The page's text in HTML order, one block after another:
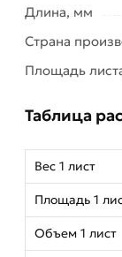
Длина, мм
Страна
Площадь
Таблица
Вес 1 лист
Площадь 1
Объем 1 лист